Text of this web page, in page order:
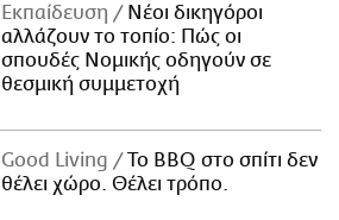
Εκπαίδευση
Νέοι δικηγόροι
αλλάζουν το τοπίο: Πώς οι
σπουδές Νομικής οδηγούν σε
θεσμική συμμετοχή
Good Living
Το BBQ στο σπίτι δεν
θέλει χώρο. Θέλει τρόπο.